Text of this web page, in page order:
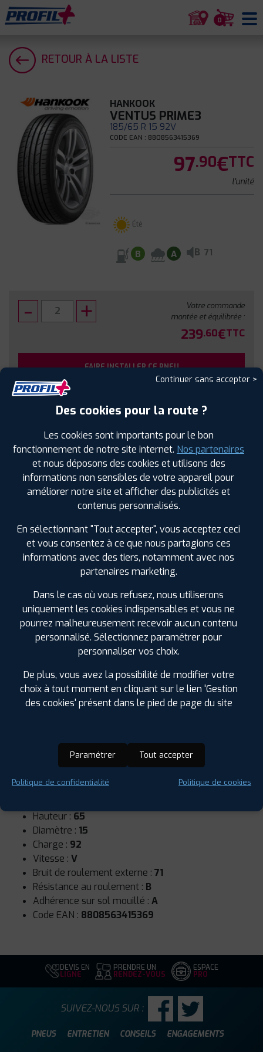
0
RETOUR À LA LISTE
HANKOOK
VENTUS PRIME3
185/65 R 15 92V
CODE EAN : 8808563415369
97.90€TTC
l'unité
Été
B A B 71
Votre commande
montée et équilibrée :
239.60€TTC
FAIRE INSTALLER CE PNEU
Sous réserve de disponibilité en agence
SPÉCIFICATIONS AVIS CLIENTS ÉTIQUETAGE
Étiquetage
Runflat :Non
Hauteur : 65
Diamètre : 15
Charge : 92
Vitesse : V
Bruit de roulement externe : 71
Résistance au roulement : B
Adhérence sur sol mouillé : A
Code EAN : 8808563415369
DEVIS EN
LIGNE
PRENDRE UN
RENDEZ-VOUS
ESPACE
PRO
PNEUS ENTRETIEN CONSEILS ENGAGEMENTS
SUIVEZ-NOUS SUR :
Continuer sans accepter >
Des cookies pour la route ?
Les cookies sont importants pour le bon
fonctionnement de notre site internet. Nos partenaires
et nous déposons des cookies et utilisons des
informations non sensibles de votre appareil pour
améliorer notre site et afficher des publicités et
contenus personnalisés.
En sélectionnant "Tout accepter", vous acceptez ceci
et vous consentez à ce que nous partagions ces
informations avec des tiers, notamment avec nos
partenaires marketing.
Dans le cas où vous refusez, nous utiliserons
uniquement les cookies indispensables et vous ne
pourrez malheureusement recevoir aucun contenu
personnalisé. Sélectionnez paramétrer pour
personnaliser vos choix.
De plus, vous avez la possibilité de modifier votre
choix à tout moment en cliquant sur le lien 'Gestion
des cookies' présent dans le pied de page du site
Paramétrer Tout accepter
Politique de confidentialité Politique de cookies